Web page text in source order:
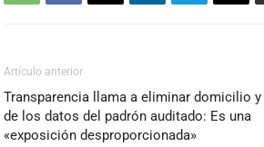
Artículo anterior
Transparencia llama a eliminar domicilio y
de los datos del padrón auditado: Es una
«exposición desproporcionada»